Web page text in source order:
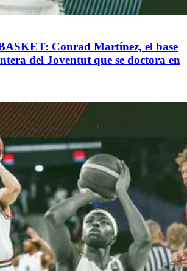
Conrad Martínez, el base
del Joventut que se doctora en